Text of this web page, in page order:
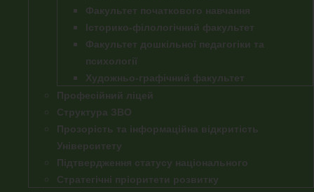
Факультет початкового навчання
Історико-філологічний факультет
Факультет дошкільної педагогіки та
психології
Художньо-графічний факультет
Професійний ліцей
Структура ЗВО
Прозорість та інформаційна відкритість
Університету
Підтвердження статусу національного
Стратегічні пріоритети розвитку